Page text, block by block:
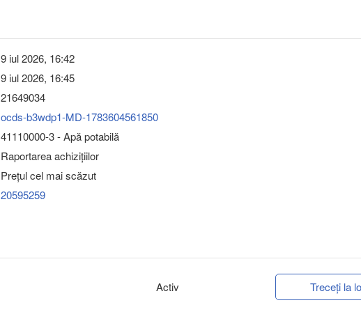
9 iul 2026, 16:42
9 iul 2026, 16:45
21649034
ocds-b3wdp1-MD-1783604561850
41110000-3 - Apă potabilă
Raportarea achizițiilor
Preţul cel mai scăzut
20595259
Activ Treceți la